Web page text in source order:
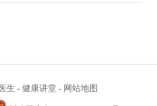
生 - 健康讲堂 - 网站地图